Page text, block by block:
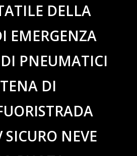
DELLA
EMERGENZA
PNEUMATICI
DI
SICURO NEVE